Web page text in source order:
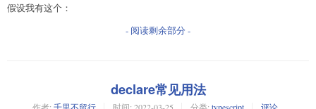
假设我有这个：
- 阅读剩余部分 -
declare常见用法